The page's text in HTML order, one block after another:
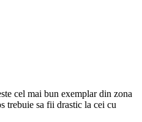
cel mai bun exemplar din zona
trebuie sa fii drastic la cei cu